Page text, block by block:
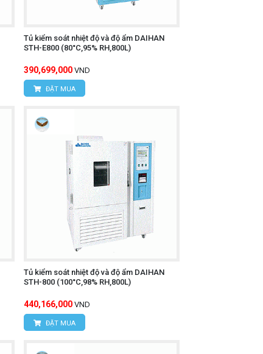
Tủ kiểm soát nhiệt độ và độ ẩm DAIHAN
STH-E800 (80°C,95% RH,800L)
390,699,000 VND
ĐẶT MUA
Tủ kiểm soát nhiệt độ và độ ẩm DAIHAN
STH-800 (100°C,98% RH,800L)
440,166,000 VND
ĐẶT MUA